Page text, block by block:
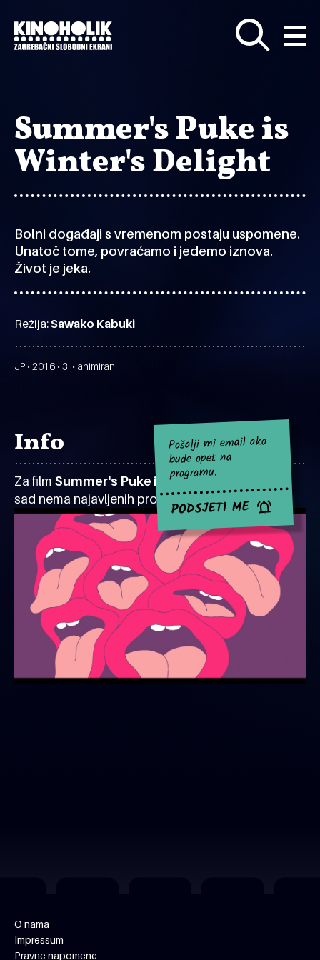
glavni
sadržaj
Summer's Puke is
Winter's Delight
Bolni događaji s vremenom postaju uspomene.
Unatoč tome, povraćamo i jedemo iznova.
Život je jeka.
Režija:Sawako Kabuki
JP • 2016 • 3' • animirani
Info
Za film Summer's Puke is Winter's Delight
sad nema najavljenih projekcija.
Pošalji mi email ako
bude opet na
programu.
PODSJETI ME
O nama
Impressum
Pravne napomene